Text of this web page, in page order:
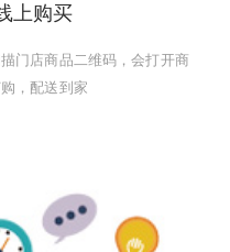
上购买
门店商品二维码，会打开商
，配送到家